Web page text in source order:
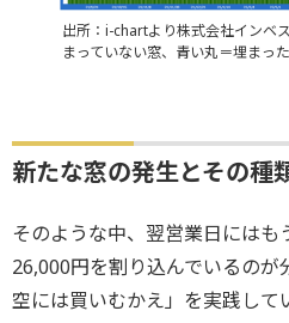
出所：i-chartより株式会社インベ
まっていない窓、青い丸＝埋まっ
新たな窓の発生とその種
そのような中、翌営業日には
26,000円を割り込んでいるのが
空には買いむかえ」を実践して